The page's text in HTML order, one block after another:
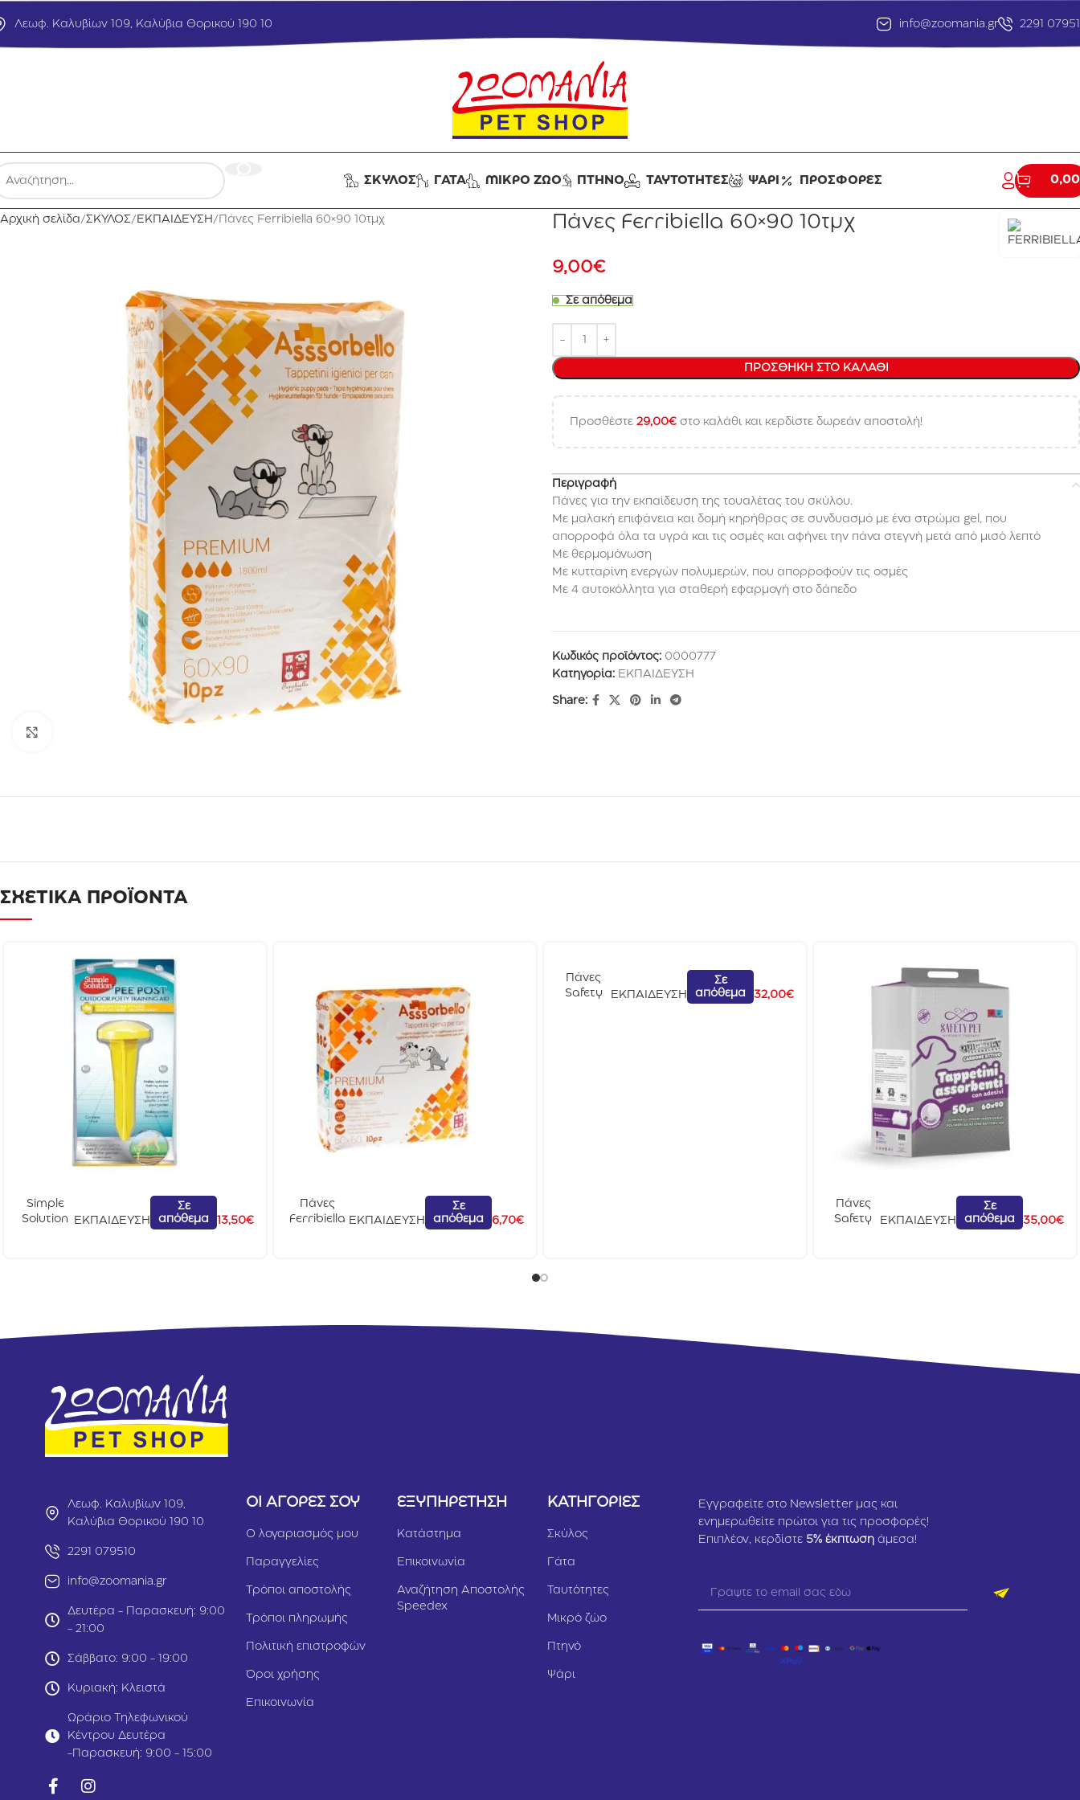
Λεωφ. Καλυβίων 109, Καλύβια Θορικού 190 10 info@zoomania.gr 2291
ΣΚΥΛΟΣ ΓΑΤΑ ΜΙΚΡΟ ΖΩΟ ΠΤΗΝΟ ΤΑΥΤΟΤΗΤΕΣ ΨΑΡΙ ΠΡΟΣΦΟΡΕΣ 0,00
Αρχική σελίδα ΣΚΥΛΟΣ ΕΚΠΑΙΔΕΥΣΗ Πάνες Ferribiella 60×90 10τμχ Πάνες Ferribiella 60×90 10τμχ
9,00€
Σε απόθεμα
ΠΡΟΣΘΉΚΗ ΣΤΟ ΚΑΛΆΘΙ
Προσθέστε 29,00€ στο καλάθι και κερδίστε δωρεάν αποστολή!
Περιγραφή
Πάνες για την εκπαίδευση της τουαλέτας του σκύλου.
Με μαλακή επιφάνεια και δομή κηρήθρας σε συνδυασμό με ένα στρώμα gel, που
απορροφά όλα τα υγρά και τις οσμές και αφήνει την πάνα στεγνή μετά από μισό λεπτό
Με θερμομόνωση
Με κυτταρίνη ενεργών πολυμερών, που απορροφούν τις οσμές
Με 4 αυτοκόλλητα για σταθερή εφαρμογή στο δάπεδο
Κωδικός προϊόντος: 0000777
Κατηγορία: ΕΚΠΑΙΔΕΥΣΗ
Share:
ΣΧΕΤΙΚΑ ΠΡΟΪΟΝΤΑ
Simple
Solution
ΕΚΠΑΙΔΕΥΣΗ
Σε
απόθεμα
13,50€
Πάνες
Ferribiella ΕΚΠΑΙΔΕΥΣΗ
Σε
απόθεμα
6,70€
Πάνες
Safety
ΕΚΠΑΙΔΕΥΣΗ
Σε
απόθεμα
32,00€
Πάνες
Safety
ΕΚΠΑΙΔΕΥΣΗ
Σε
απόθεμα
35,00€
Λεωφ. Καλυβίων 109,
Καλύβια Θορικού 190 10
2291 079510
info@zoomania.gr
Δευτέρα - Παρασκευή: 9:00
- 21:00
Σάββατο: 9:00 - 19:00
Κυριακή: Κλειστά
Ωράριο Τηλεφωνικού
Κέντρου Δευτέρα
-Παρασκευή: 9:00 - 15:00
ΟΙ ΑΓΟΡΕΣ ΣΟΥ
Ο λογαριασμός μου
Παραγγελίες
Τρόποι αποστολής
Τρόποι πληρωμής
Πολιτική επιστροφών
Όροι χρήσης
Επικοινωνία
ΕΞΥΠΗΡΕΤΗΣΗ
Κατάστημα
Επικοινωνία
Αναζήτηση Αποστολής
Speedex
ΚΑΤΗΓΟΡΙΕΣ
Σκύλος
Γάτα
Ταυτότητες
Μικρό ζώο
Πτηνό
Ψάρι
Εγγραφείτε στο Newsletter μας και
ενημερωθείτε πρώτοι για τις προσφορές!
Επιπλέον, κερδίστε 5% έκπτωση άμεσα!